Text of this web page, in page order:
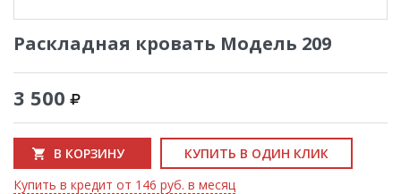
Раскладная кровать Модель 209
3 500
В КОРЗИНУ
КУПИТЬ В ОДИН КЛИК
Купить в кредит от 146 руб. в месяц